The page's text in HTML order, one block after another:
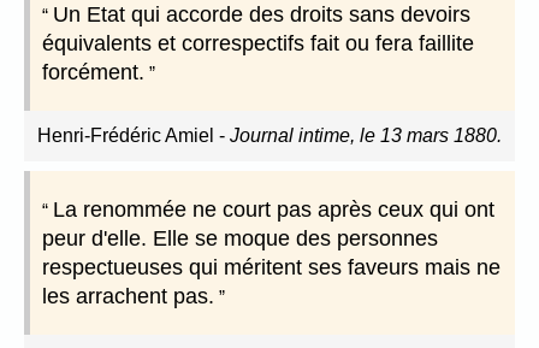
Un Etat qui accorde des droits sans devoirs
équivalents et correspectifs fait ou fera faillite
forcément.
Henri-Frédéric Amiel - Journal intime, le 13 mars 1880.
La renommée ne court pas après ceux qui ont
peur d'elle. Elle se moque des personnes
respectueuses qui méritent ses faveurs mais ne
les arrachent pas.